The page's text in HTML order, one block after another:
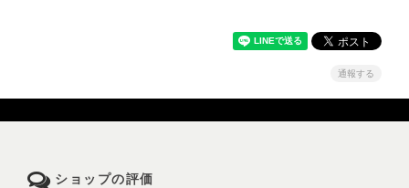
通報する
ショップの評価